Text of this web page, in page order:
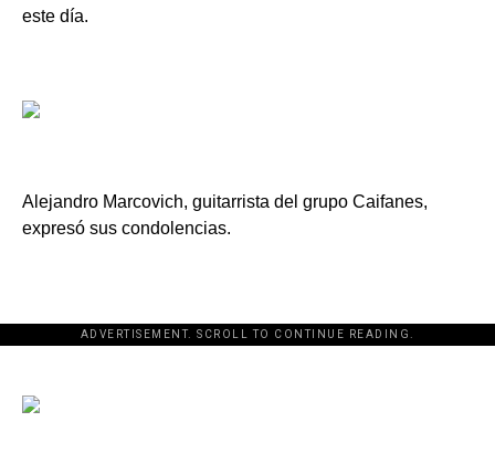
este día.
Alejandro Marcovich, guitarrista del grupo Caifanes,
expresó sus condolencias.
ADVERTISEMENT. SCROLL TO CONTINUE READING.
[adsforwp id="243463"]